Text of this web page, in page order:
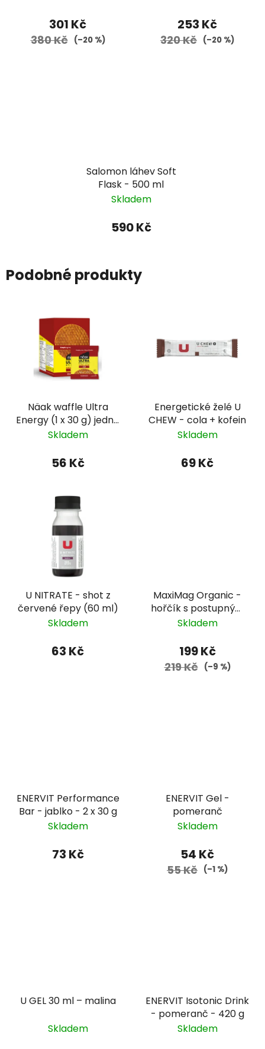
301 Kč
380 Kč (–20 %)
253 Kč
320 Kč (–20 %)
Salomon láhev Soft
Flask - 500 ml
Skladem
590 Kč
Podobné produkty
Näak waffle Ultra
Energy (1 x 30 g) jedna
waffle - javorový
Skladem
56 Kč
Energetické želé U
CHEW - cola + kofein
Skladem
69 Kč
U NITRATE - shot z
červené řepy (60 ml)
Skladem
63 Kč
MaxiMag Organic -
hořčík s postupným
uvolnňováním a v
formě
Skladem
199 Kč
219 Kč (–9 %)
ENERVIT Performance
Bar - jablko - 2 x 30 g
Skladem
73 Kč
ENERVIT Gel -
pomeranč
Skladem
54 Kč
55 Kč (–1 %)
U GEL 30 ml – malina
Skladem
ENERVIT Isotonic Drink
- pomeranč - 420 g
Skladem